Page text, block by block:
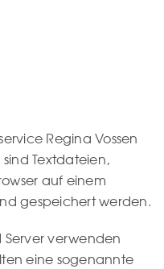
Regina Vossen
Textdateien,
auf einem
gespeichert werden.
verwenden
eine sogenannte